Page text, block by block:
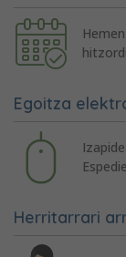
Egoitza
Herritarrari